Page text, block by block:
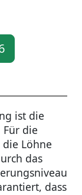
ist die
Für die
Löhne
das
dass